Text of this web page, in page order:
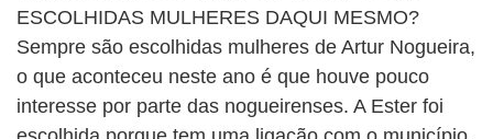
ESCOLHIDAS MULHERES DAQUI MESMO?
Sempre são escolhidas mulheres de Artur Nogueira,
o que aconteceu neste ano é que houve pouco
interesse por parte das nogueirenses. A Ester foi